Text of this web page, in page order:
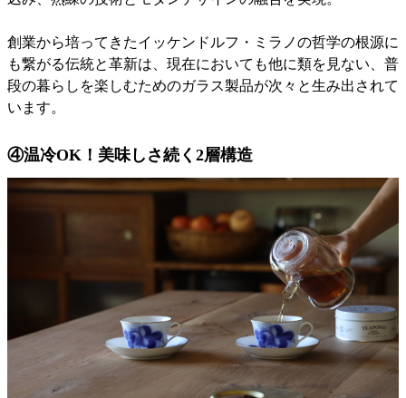
創業から培ってきたイッケンドルフ・ミラノの哲学の根源に
も繋がる伝統と革新は、現在においても他に類を見ない、普
段の暮らしを楽しむためのガラス製品が次々と生み出されて
います。
④温冷OK！美味しさ続く2層構造